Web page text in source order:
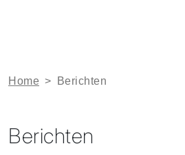
Home > Berichten
Berichten